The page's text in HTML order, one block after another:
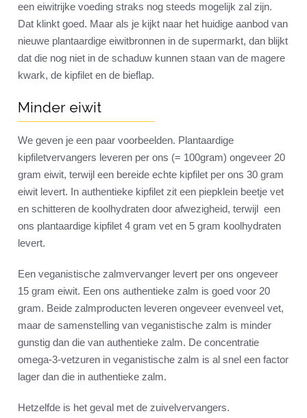
een eiwitrijke voeding straks nog steeds mogelijk zal zijn.
Dat klinkt goed. Maar als je kijkt naar het huidige aanbod van
nieuwe plantaardige eiwitbronnen in de supermarkt, dan blijkt
dat die nog niet in de schaduw kunnen staan van de magere
kwark, de kipfilet en de bieflap.
Minder eiwit
We geven je een paar voorbeelden. Plantaardige
kipfiletvervangers leveren per ons (= 100gram) ongeveer 20
gram eiwit, terwijl een bereide echte kipfilet per ons 30 gram
eiwit levert. In authentieke kipfilet zit een piepklein beetje vet
en schitteren de koolhydraten door afwezigheid, terwijl een
ons plantaardige kipfilet 4 gram vet en 5 gram koolhydraten
levert.
Een veganistische zalmvervanger levert per ons ongeveer
15 gram eiwit. Een ons authentieke zalm is goed voor 20
gram. Beide zalmproducten leveren ongeveer evenveel vet,
maar de samenstelling van veganistische zalm is minder
gunstig dan die van authentieke zalm. De concentratie
omega-3-vetzuren in veganistische zalm is al snel een factor
lager dan die in authentieke zalm.
Hetzelfde is het geval met de zuivelvervangers.